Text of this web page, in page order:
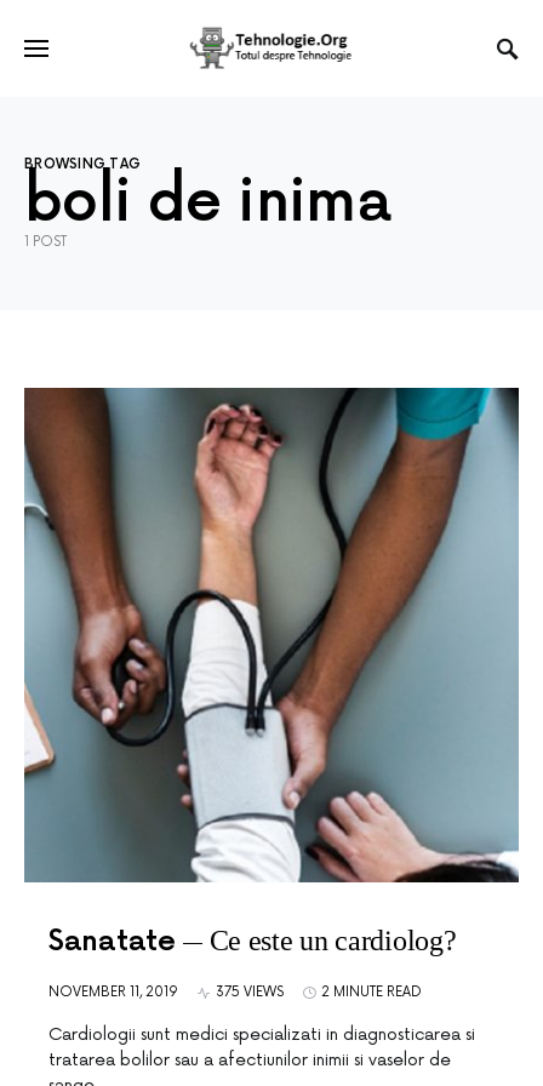
BROWSING TAG
boli de inima
1 POST
Sanatate Ce este un cardiolog?
NOVEMBER 11, 2019 375 VIEWS 2 MINUTE READ
Cardiologii sunt medici specializati in diagnosticarea si
tratarea bolilor sau a afectiunilor inimii si vaselor de